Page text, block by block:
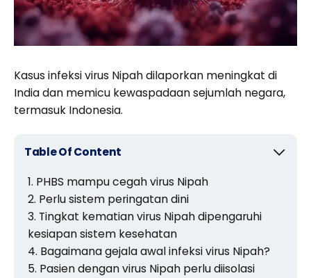
Kasus infeksi virus Nipah dilaporkan meningkat di
India dan memicu kewaspadaan sejumlah negara,
termasuk Indonesia.
Table Of Content
PHBS mampu cegah virus Nipah
Perlu sistem peringatan dini
Tingkat kematian virus Nipah dipengaruhi
kesiapan sistem kesehatan
Bagaimana gejala awal infeksi virus Nipah?
Pasien dengan virus Nipah perlu diisolasi